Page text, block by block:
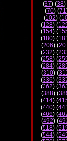
(37) (38)
(70) (71
(102) (
(128) (
(154) (
(180) (
(206) (
(232) (
(258) (
(284) (
(310) (
(336) (
(362) (
(388) (
(414) (
(440) (
(466) (
(492) (
(518) (
(544) (